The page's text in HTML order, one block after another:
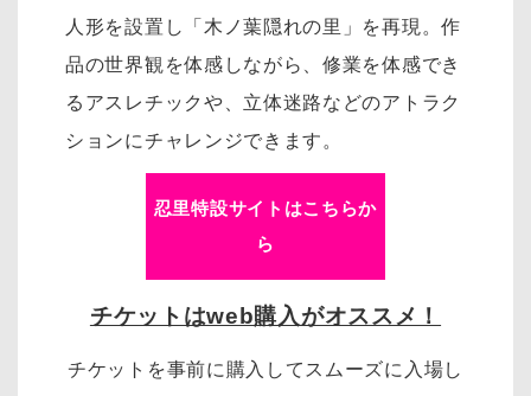
人形を設置し「木ノ葉隠れの里」を再現。作
品の世界観を体感しながら、修業を体感でき
るアスレチックや、立体迷路などのアトラク
ションにチャレンジできます。
忍里特設サイトはこちらか
ら
チケットはweb購入がオススメ！
チケットを事前に購入してスムーズに入場し